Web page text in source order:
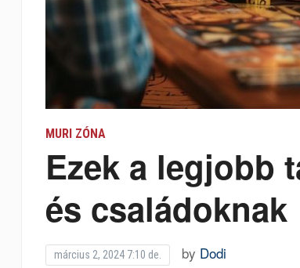
MURI ZÓNA
Ezek a legjobb
és családoknak
március 2, 2024 7:10 de. by Dodi